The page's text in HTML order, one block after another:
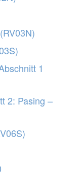
1
2: Pasing –